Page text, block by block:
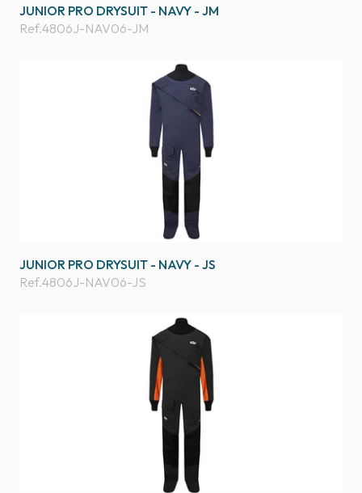
JUNIOR PRO DRYSUIT - NAVY - JM
Ref.4806J-NAV06-JM
JUNIOR PRO DRYSUIT - NAVY - JS
Ref.4806J-NAV06-JS